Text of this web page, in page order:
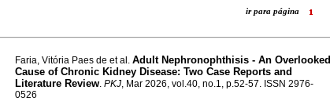
ir para página
Faria, Vitória Paes de et al. Adult Nephronophthisis - An Overlooked
Cause of Chronic Kidney Disease: Two Case Reports and
Literature Review. PKJ, Mar 2026, vol.40, no.1, p.52-57. ISSN 2976-
0526